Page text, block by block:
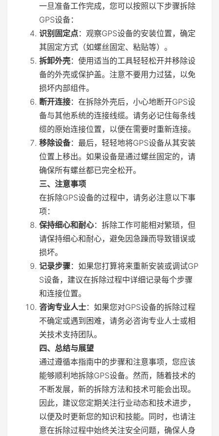
一旦准备工作完成，您可以按照以下步骤拆除
GPS设备：
识别固定点：观察GPS设备的安装位置，确定
其固定方式（如螺丝固定、粘贴等）。
拆卸外壳：使用适当的工具轻轻松开并移除设
备的外壳或保护盖。注意不要用力过猛，以免
损坏内部组件。
断开连接：在拆除外壳后，小心地断开GPS设
备与其他系统的连接线缆。请务必记住每条线
缆的原始连接位置，以便在需要时重新连接。
移除设备：最后，轻轻地将GPS设备从其安装
位置上移出。如果设备是通过螺丝固定的，请
确保所有螺丝都已完全松开。
三、注意事项
在拆除GPS设备的过程中，请务必注意以下事
项：
保持细心和耐心：拆除工作可能相对繁琐，但
请保持细心和耐心，避免因急躁而导致错误或
损坏。
记录步骤：如果您打算将来重新安装或调试GP
S设备，建议在拆除过程中详细记录每个步骤
和连接位置。
咨询专业人士：如果您对GPS设备的拆除过程
不确定或遇到困难，请务必咨询专业人士或相
关技术支持团队。
四、总结与展望
通过遵循本指南中的步骤和注意事项，您应该
能够顺利地拆除GPS设备。然而，随着技术的
不断发展，新的拆除方法和技术可能会出现。
因此，建议您定期关注行业动态和技术进步，
以便及时更新您的知识和技能。同时，也请注
意在拆除过程中始终关注安全问题，确保人身